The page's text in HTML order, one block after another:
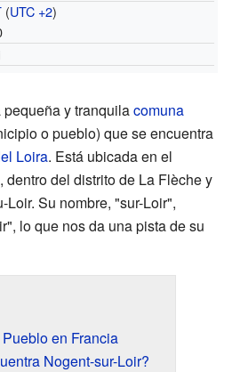
(UTC +2)
pequeña y tranquilacomuna
o pueblo) que se encuentra
Loira. Está ubicada en el
, dentro del distrito de La Flèche y
Su nombre, "sur-Loir",
lo que nos da una pista de su
en Francia
Nogent-sur-Loir?